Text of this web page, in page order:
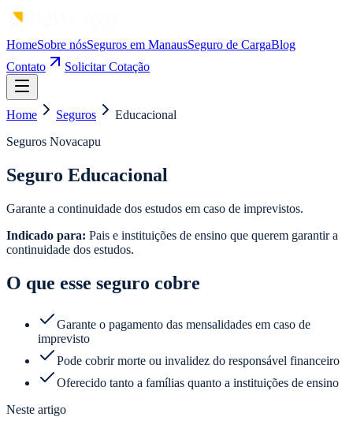
HomeSobre nósSeguros em ManausSeguro de CargaBlog
Contato
Solicitar Cotação
Home Seguros
Educacional
Seguros Novacapu
Seguro Educacional
Garante a continuidade dos estudos em caso de imprevistos.
Indicado para: Pais e instituições de ensino que querem garantir a
continuidade dos estudos.
O que esse seguro cobre
Garante o pagamento das mensalidades em caso de
imprevisto
Pode cobrir morte ou invalidez do responsável financeiro
Oferecido tanto a famílias quanto a instituições de ensino
Neste artigo